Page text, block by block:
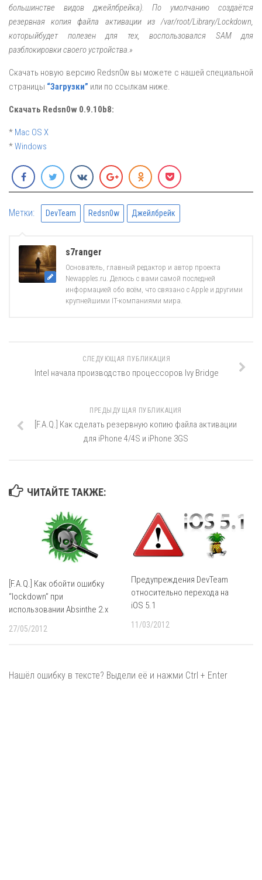
большинстве видов джейлбрейка). По умолчанию создаётся
резервная копия файла активации из /var/root/Library/Lockdown,
которыйбудет полезен для тех, воспользовался SAM для
разблокировки своего устройства.»
Скачать новую версию Redsn0w вы можете с нашей специальной
страницы “Загрузки” или по ссылкам ниже.
Скачать Redsn0w 0.9.10b8:
* Mac OS X
*Windows
Метки: DevTeam Redsn0w Джейлбрейк
s7ranger
Основатель, главный редактор и автор проекта
Newapples.ru. Делюсь с вами самой последней
информацией обо всём, что связано с Apple и другими
крупнейшими IT-компаниями мира.
СЛЕДУЮЩАЯ ПУБЛИКАЦИЯ
Intel начала производство процессоров Ivy Bridge
ПРЕДЫДУЩАЯ ПУБЛИКАЦИЯ
[F.A.Q.] Как сделать резервную копию файла активации
для iPhone 4/4S и iPhone 3GS
ЧИТАЙТЕ ТАКЖЕ:
[F.A.Q.] Как обойти ошибку
“lockdown” при
использовании Absinthe 2.x
27/05/2012
Предупреждения DevTeam
относительно перехода на
iOS 5.1
11/03/2012
Нашёл ошибку в тексте? Выдели её и нажми Ctrl + Enter